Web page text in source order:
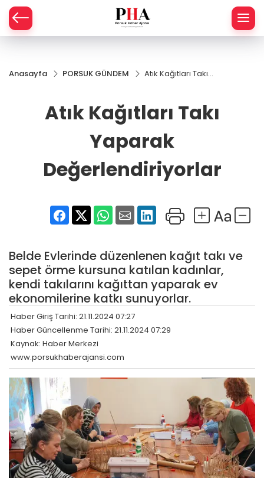
Anasayfa PORSUK GÜNDEM
Atık Kağıtları Takı
Atık Kağıtları Takı
Yaparak
Değerlendiriyorlar
Belde Evlerinde düzenlenen kağıt takı ve
sepet örme kursuna katılan kadınlar,
kendi takılarını kağıttan yaparak ev
ekonomilerine katkı sunuyorlar.
Haber Giriş Tarihi: 21.11.2024 07:27
Haber Güncellenme Tarihi: 21.11.2024 07:29
Kaynak: Haber Merkezi
www.porsukhaberajansi.com